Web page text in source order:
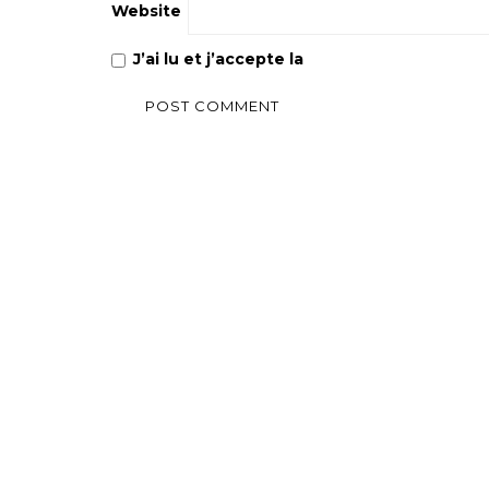
Website
J’ai lu et j’accepte la